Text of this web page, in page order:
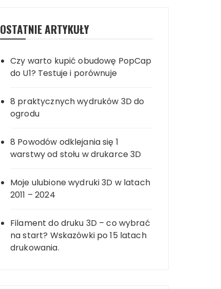
OSTATNIE ARTYKUŁY
Czy warto kupić obudowę PopCap
do U1? Testuje i porównuje
8 praktycznych wydruków 3D do
ogrodu
8 Powodów odklejania się 1
warstwy od stołu w drukarce 3D
Moje ulubione wydruki 3D w latach
2011 – 2024
Filament do druku 3D – co wybrać
na start? Wskazówki po 15 latach
drukowania.